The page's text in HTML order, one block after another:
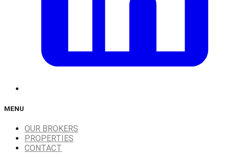
MENU
OUR BROKERS
PROPERTIES
CONTACT